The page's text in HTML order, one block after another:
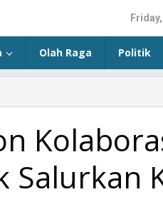
Olah Raga Politik
Salurkan